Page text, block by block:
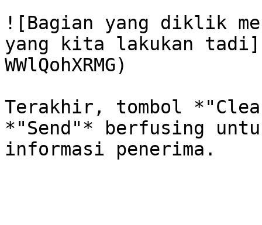
![Bagian yang diklik
yang kita lakukan
WWlQohXRMG)
Terakhir, tombol
*"Send"* berfusing